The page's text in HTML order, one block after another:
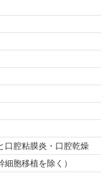
腔粘膜炎・口腔乾燥
胞移植を除く）